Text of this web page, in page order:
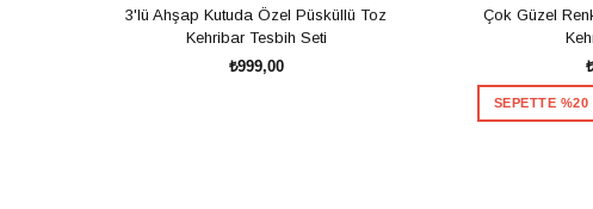
3'lü Ahşap Kutuda Özel Püsküllü Toz
Kehribar Tesbih Seti
₺999,00
Çok Güzel
SEPETTE %20